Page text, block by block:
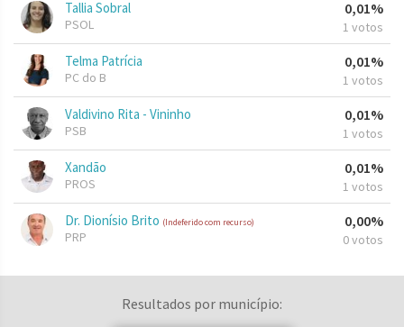
Tallia Sobral
PSOL
0,01%
1 votos
Telma Patrícia
PC do B
0,01%
1 votos
Valdivino Rita - Vininho
PSB
0,01%
1 votos
Xandão
PROS
0,01%
1 votos
Dr. Dionísio Brito (Indeferido com recurso)
PRP
0,00%
0 votos
Resultados por município: